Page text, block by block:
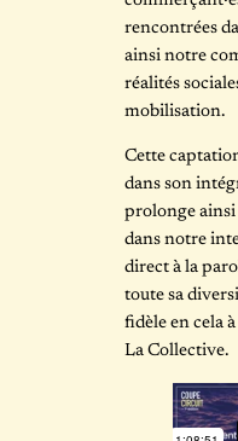
rencontrées
ainsi notre
réalités
mobilisation.
Cette
dans son
prolonge
dans notre
direct à la
toute sa
fidèle en cela
La Collective.